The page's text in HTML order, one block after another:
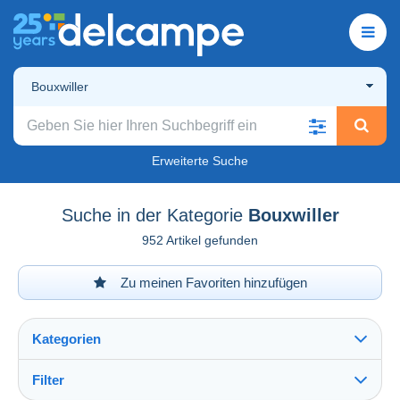
Bouxwiller
Erweiterte Suche
Suche in der Kategorie Bouxwiller
952 Artikel gefunden
Zu meinen Favoriten hinzufügen
Kategorien
Filter